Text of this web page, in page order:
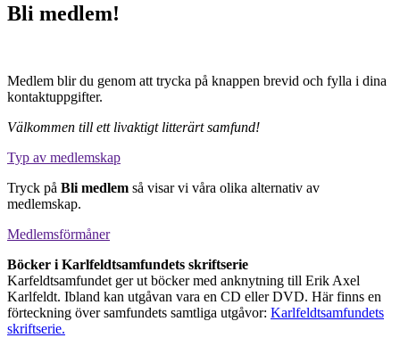
Bli medlem!
Medlem blir du genom att trycka på knappen brevid och fylla i dina
kontaktuppgifter.
Välkommen till ett livaktigt litterärt samfund!
Typ av medlemskap
Tryck på Bli medlem så visar vi våra olika alternativ av
medlemskap.
Medlemsförmåner
Böcker i Karlfeldtsamfundets skriftserie
Karfeldtsamfundet ger ut böcker med anknytning till Erik Axel
Karlfeldt. Ibland kan utgåvan vara en CD eller DVD. Här finns en
förteckning över samfundets samtliga utgåvor: Karlfeldtsamfundets
skriftserie.